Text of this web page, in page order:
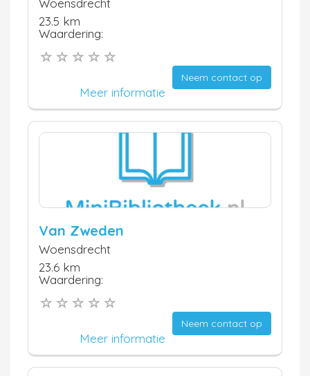
Woensdrecht
23.5 km
Waardering:
Neem contact op
Meer informatie
Van Zweden
Woensdrecht
23.6 km
Waardering:
Neem contact op
Meer informatie